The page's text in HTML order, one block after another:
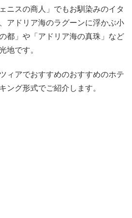
ニスの商人」でもお馴染みのイタ
アドリア海のラグーンに浮かぶ小
都」や「アドリア海の真珠」など
地です。
ィアでおすすめのおすすめのホテ
ング形式でご紹介します。